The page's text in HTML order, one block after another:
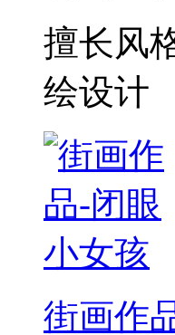
擅长风
绘设计
街画作